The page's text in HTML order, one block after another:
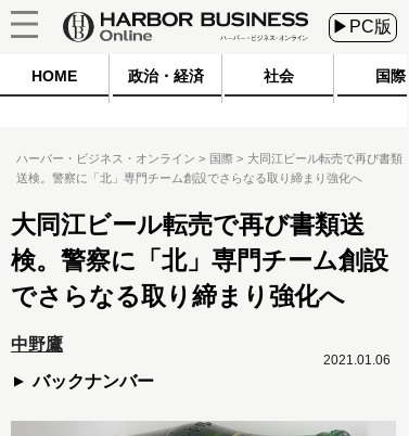
▶PC版
HOME 政治・経済 社会 国際
ハーバー・ビジネス・オンライン 国際
大同江ビール転売で再び書類
送検。警察に「北」専門チーム創設でさらなる取り締まり強化へ
大同江ビール転売で再び書類送
検。警察に「北」専門チーム創設
でさらなる取り締まり強化へ
中野鷹
バックナンバー
2021.01.06